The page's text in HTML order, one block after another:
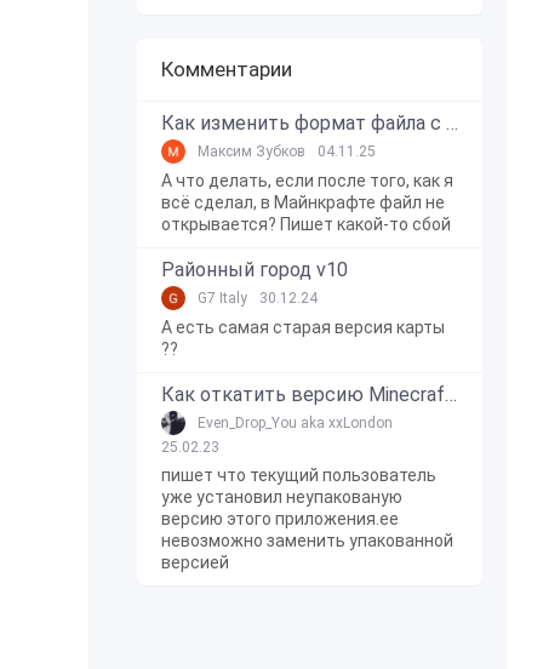
Комментарии
Как изменить формат файла с zip в mcworld?
Максим Зубков 04.11.25
А что делать, если после того, как я
всё сделал, в Майнкрафте файл не
открывается? Пишет какой-то сбой
Районный город v10
G7 Italy 30.12.24
А есть самая старая версия карты
??
Как откатить версию Minecraft Bedrock Edition на Windows 10?
Even_Drop_You aka xxLondon
25.02.23
пишет что текущий пользователь
уже установил неупакованую
версию этого приложения.ее
невозможно заменить упакованной
версией